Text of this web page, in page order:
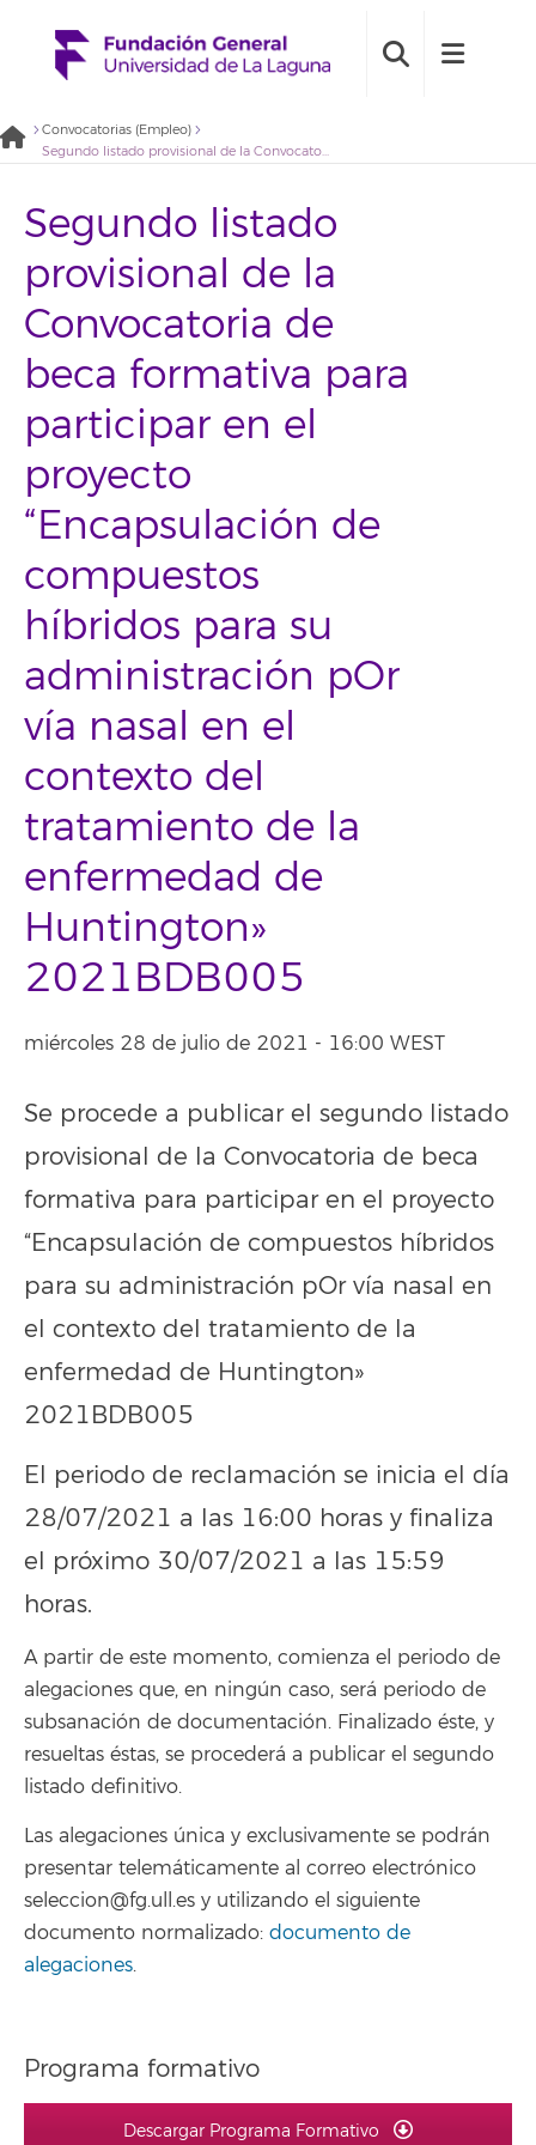
Convocatorias (Empleo)
Segundo listado provisional de la Convocatoria de beca formativa para participar en el proyecto “Encapsulación de compuestos híbridos para su administración pOr vía nasal en el contexto del tratamiento de la enfermedad de Huntington» 2021BDB005
Segundo listado
provisional de la
Convocatoria de
beca formativa para
participar en el
proyecto
“Encapsulación de
compuestos
híbridos para su
administración pOr
vía nasal en el
contexto del
tratamiento de la
enfermedad de
Huntington»
2021BDB005
miércoles 28 de julio de 2021 - 16:00 WEST
Se procede a publicar el segundo listado
provisional de la Convocatoria de beca
formativa para participar en el proyecto
“Encapsulación de compuestos híbridos
para su administración pOr vía nasal en
el contexto del tratamiento de la
enfermedad de Huntington»
2021BDB005
El periodo de reclamación se inicia el día
28/07/2021 a las 16:00 horas y finaliza
el próximo 30/07/2021 a las 15:59
horas.
A partir de este momento, comienza el periodo de
alegaciones que, en ningún caso, será periodo de
subsanación de documentación. Finalizado éste, y
resueltas éstas, se procederá a publicar el segundo
listado definitivo.
Las alegaciones única y exclusivamente se podrán
presentar telemáticamente al correo electrónico
seleccion@fg.ull.es y utilizando el siguiente
documento normalizado: documento de
alegaciones.
Programa formativo
Descargar Programa Formativo